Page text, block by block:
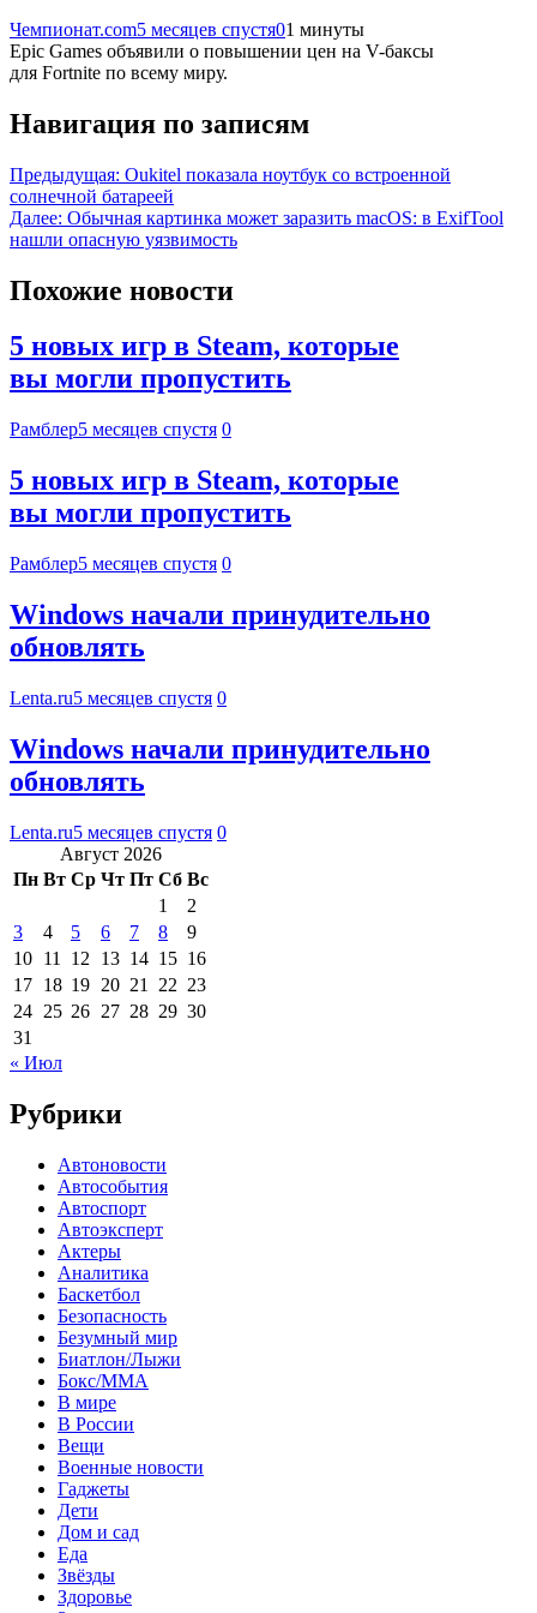
Чемпионат.com5 месяцев спустя01 минуты
Epic Games объявили о повышении цен на V-баксы
для Fortnite по всему миру.
Навигация по записям
Предыдущая: Oukitel показала ноутбук со встроенной
солнечной батареей
Далее: Обычная картинка может заразить macOS: в ExifTool
нашли опасную уязвимость
Похожие новости
5 новых игр в Steam, которые
вы могли пропустить
Рамблер5 месяцев спустя 0
5 новых игр в Steam, которые
вы могли пропустить
Рамблер5 месяцев спустя 0
Windows начали принудительно
обновлять
Lenta.ru5 месяцев спустя 0
Windows начали принудительно
обновлять
Lenta.ru5 месяцев спустя 0
Август 2026
Пн Вт Ср Чт Пт Сб Вс
1
2
3
4 5 6 7 8
9
10 11 12 13 14 15 16
17 18 19 20 21 22 23
24 25 26 27 28 29 30
31
« Июл
Рубрики
Автоновости
Автособытия
Автоспорт
Автоэксперт
Актеры
Аналитика
Баскетбол
Безопасность
Безумный мир
Биатлон/Лыжи
Бокс/MMA
В мире
В России
Вещи
Военные новости
Гаджеты
Дети
Дом и сад
Еда
Звёзды
Здоровье